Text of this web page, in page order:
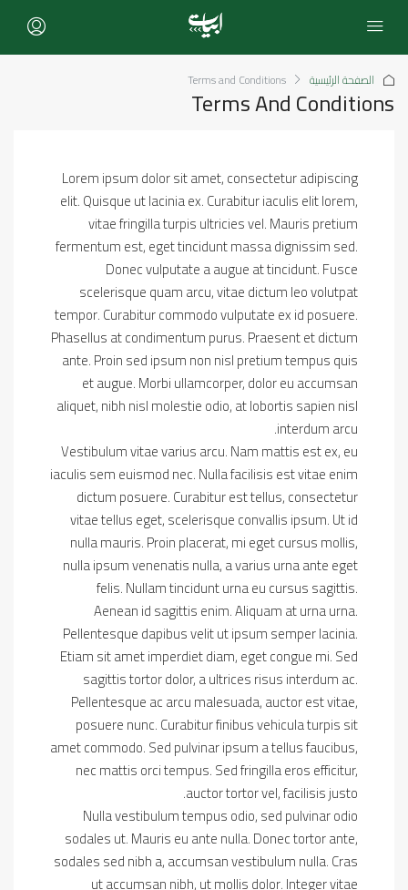
الصفحة الرئيسية Terms and Conditions
Terms And Conditions
Lorem ipsum dolor sit amet, consectetur adipiscing
elit. Quisque ut lacinia ex. Curabitur iaculis elit lorem,
vitae fringilla turpis ultricies vel. Mauris pretium
fermentum est, eget tincidunt massa dignissim sed.
Donec vulputate a augue at tincidunt. Fusce
scelerisque quam arcu, vitae dictum leo volutpat
tempor. Curabitur commodo vulputate ex id posuere.
Phasellus at condimentum purus. Praesent et dictum
ante. Proin sed ipsum non nisl pretium tempus quis
et augue. Morbi ullamcorper, dolor eu accumsan
aliquet, nibh nisl molestie odio, at lobortis sapien nisl
interdum arcu.
Vestibulum vitae varius arcu. Nam mattis est ex, eu
iaculis sem euismod nec. Nulla facilisis est vitae enim
dictum posuere. Curabitur est tellus, consectetur
vitae tellus eget, scelerisque convallis ipsum. Ut id
nulla mauris. Proin placerat, mi eget cursus mollis,
nulla ipsum venenatis nulla, a varius urna ante eget
felis. Nullam tincidunt urna eu cursus sagittis.
Aenean id sagittis enim. Aliquam at urna urna.
Pellentesque dapibus velit ut ipsum semper lacinia.
Etiam sit amet imperdiet diam, eget congue mi. Sed
sagittis tortor dolor, a ultrices risus interdum ac.
Pellentesque ac arcu malesuada, auctor est vitae,
posuere nunc. Curabitur finibus vehicula turpis sit
amet commodo. Sed pulvinar ipsum a tellus faucibus,
nec mattis orci tempus. Sed fringilla eros efficitur,
auctor tortor vel, facilisis justo.
Nulla vestibulum tempus odio, sed pulvinar odio
sodales ut. Mauris eu ante nulla. Donec tortor ante,
sodales sed nibh a, accumsan vestibulum nulla. Cras
ut accumsan nibh, ut mollis dolor. Integer vitae